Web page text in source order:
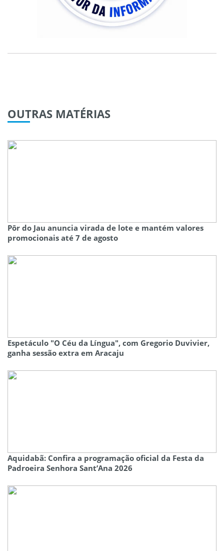
OUTRAS MATÉRIAS
Pôr do Jau anuncia virada de lote e mantém valores
promocionais até 7 de agosto
Espetáculo "O Céu da Língua", com Gregorio Duvivier,
ganha sessão extra em Aracaju
Aquidabã: Confira a programação oficial da Festa da
Padroeira Senhora Sant’Ana 2026